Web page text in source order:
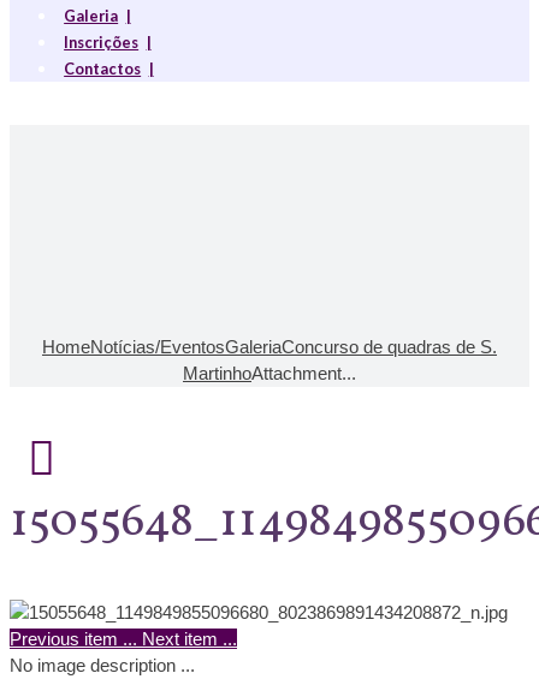
Galeria
Inscrições
Contactos
HomeNotícias/EventosGaleriaConcurso de quadras de S.
MartinhoAttachment...
Previous item ... Next item ...
No image description ...